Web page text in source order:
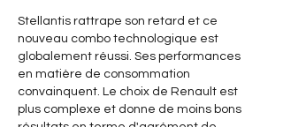
Stellantis rattrape son retard et ce
nouveau combo technologique est
globalement réussi. Ses performances
en matière de consommation
convainquent. Le choix de Renault est
plus complexe et donne de moins bons